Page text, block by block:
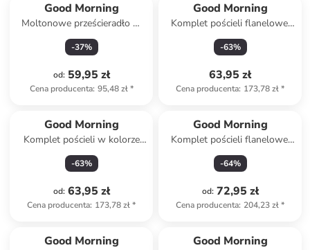
Good Morning
Moltonowe prześcieradło w
kolorze białym na gumce
-37%
od: 59,95 zł
Cena producenta: 95,48 zł*
Good Morning
Komplet pościeli flanelowej
"Icebear" w kolorze błękitnym
-63%
63,95 zł
Cena producenta: 173,78 zł*
Good Morning
Komplet pościeli w kolorze
kremowo-pomarańczowym
-63%
od: 63,95 zł
Cena producenta: 173,78 zł*
Good Morning
Komplet pościeli flanelowej
"Jussi" w kolorze szaro-
beżowym
-64%
od: 72,95 zł
Cena producenta: 204,23 zł*
Good Morning Good Morning